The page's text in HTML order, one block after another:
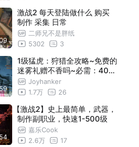
激战2 每天登陆做什么 购买
制作 采集 日常
二师兄不是胖纸
5302
3
1级猛虎：狩猎全攻略~免费的
迷雾礼赠不香吗~必需：400
猎手专业
Joyhanker
1.7万
26
【激战2】史上最简单，武器，
制作副职业，快速1-500级
嘉乐Cook
2.6万
17